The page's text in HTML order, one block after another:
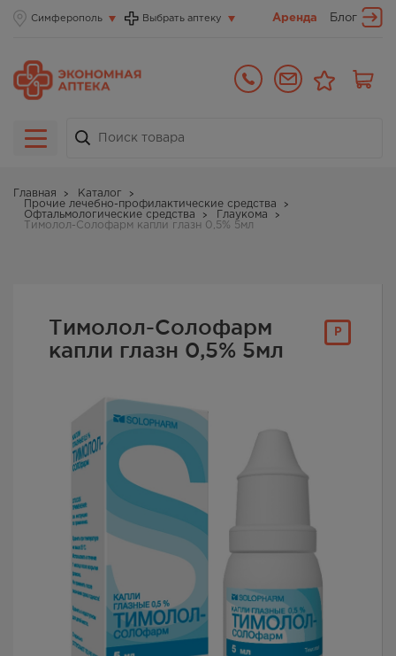
Симферополь Выбрать аптеку Аренда Блог
Главная
Каталог
Прочие лечебно-профилактические средства
Офтальмологические средства
Глаукома
Тимолол-Солофарм капли глазн 0,5% 5мл
Р
Тимолол-Солофарм
капли глазн 0,5% 5мл